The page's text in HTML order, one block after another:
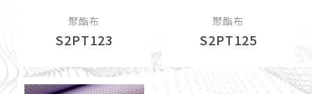
聚酯布
S2PT123
聚酯布
S2PT125